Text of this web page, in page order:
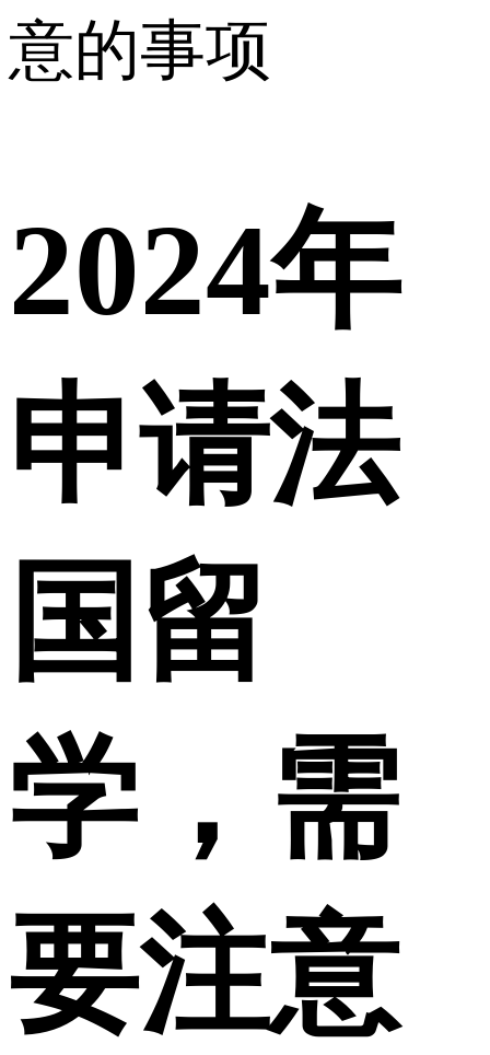
意的事项
2024年
申请法
国留
学，需
要注意